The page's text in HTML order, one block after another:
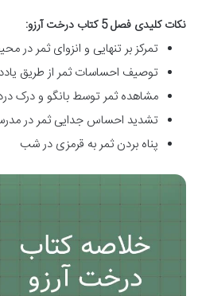
نکات کلیدی فصل 5 کتاب درخت آرزو:
تمرکز بر تنهایی و انزوای ثمر در
توصیف احساسات ثمر از طریق
مشاهده ثمر توسط بانگو و درک
تشدید احساس جدایی ثمر در
پناه بردن ثمر به قرمزی در شب